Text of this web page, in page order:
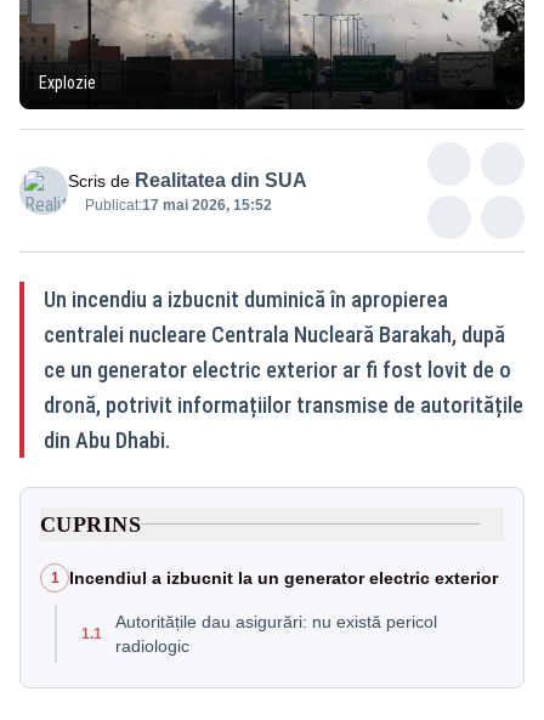
Explozie
Scris de Realitatea din SUA
Publicat:17 mai 2026, 15:52
Un incendiu a izbucnit duminică în apropierea
centralei nucleare Centrala Nucleară Barakah, după
ce un generator electric exterior ar fi fost lovit de o
dronă, potrivit informațiilor transmise de autoritățile
din Abu Dhabi.
CUPRINS
1 Incendiul a izbucnit la un generator electric exterior
1.1
Autoritățile dau asigurări: nu există pericol
radiologic